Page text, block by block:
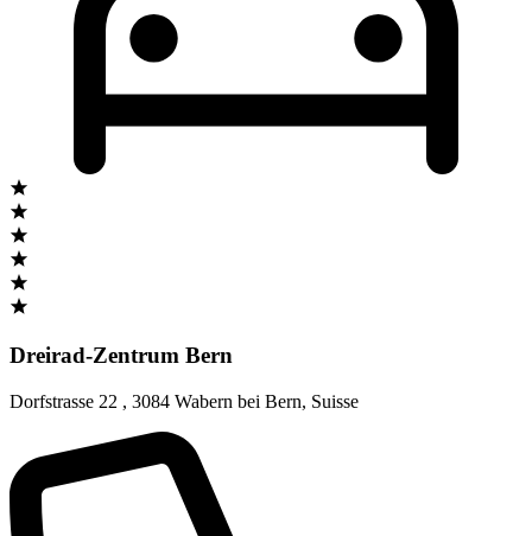
Dreirad-Zentrum Bern
Dorfstrasse 22 , 3084 Wabern bei Bern, Suisse